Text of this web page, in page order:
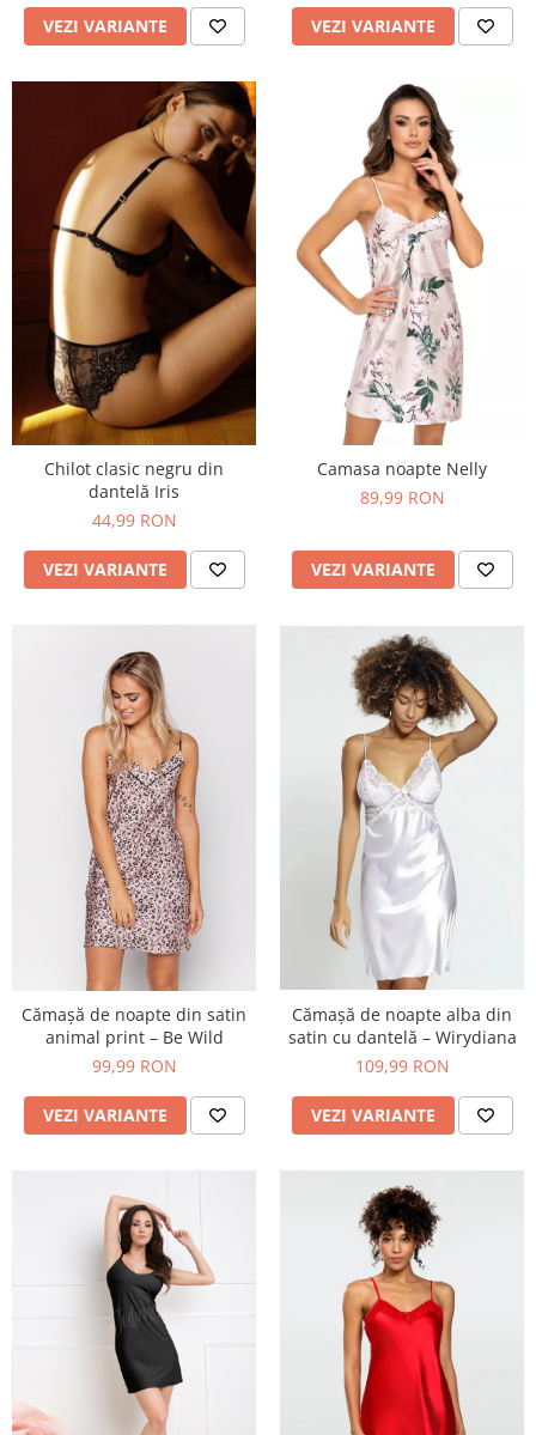
VEZI VARIANTE VEZI VARIANTE
Chilot clasic negru din
dantelă Iris
44,99 RON
VEZI VARIANTE
Camasa noapte Nelly
89,99 RON
VEZI VARIANTE
Cămașă de noapte din satin
animal print – Be Wild
99,99 RON
VEZI VARIANTE
Cămașă de noapte alba din
satin cu dantelă – Wirydiana
109,99 RON
VEZI VARIANTE